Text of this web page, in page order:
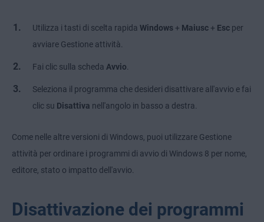
Utilizza i tasti di scelta rapida Windows + Maiusc + Esc per
avviare Gestione attività.
Fai clic sulla scheda Avvio
Seleziona il programma che desideri disattivare all'avvio e fai
clic su Disattiva nell'angolo in basso a destra.
Come nelle altre versioni di Windows, puoi utilizzare Gestione
attività per ordinare i programmi di avvio di Windows 8 per nome,
editore, stato o impatto dell'avvio.
Disattivazione dei programmi